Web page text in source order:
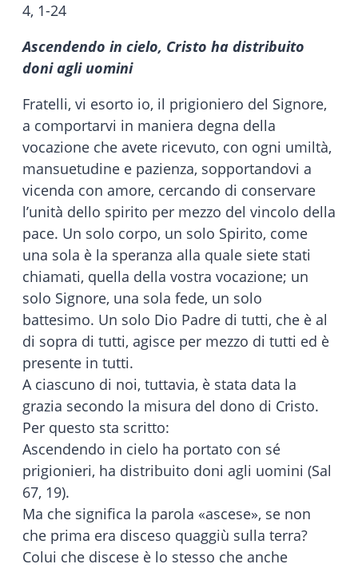
4, 1-24
Ascendendo in cielo, Cristo ha distribuito
doni agli uomini
Fratelli, vi esorto io, il prigioniero del Signore,
a comportarvi in maniera degna della
vocazione che avete ricevuto, con ogni umiltà,
mansuetudine e pazienza, sopportandovi a
vicenda con amore, cercando di conservare
l’unità dello spirito per mezzo del vincolo della
pace. Un solo corpo, un solo Spirito, come
una sola è la speranza alla quale siete stati
chiamati, quella della vostra vocazione; un
solo Signore, una sola fede, un solo
battesimo. Un solo Dio Padre di tutti, che è al
di sopra di tutti, agisce per mezzo di tutti ed è
presente in tutti.
A ciascuno di noi, tuttavia, è stata data la
grazia secondo la misura del dono di Cristo.
Per questo sta scritto:
Ascendendo in cielo ha portato con sé
prigionieri, ha distribuito doni agli uomini (Sal
67, 19).
Ma che significa la parola «ascese», se non
che prima era disceso quaggiù sulla terra?
Colui che discese è lo stesso che anche